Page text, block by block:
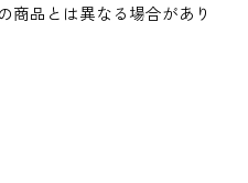
品とは異なる場合があり